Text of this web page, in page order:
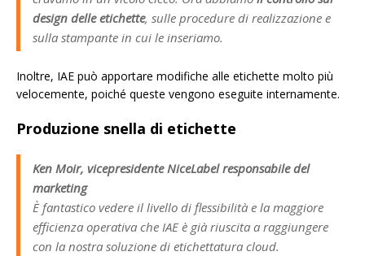
design delle etichette, sulle procedure di realizzazione e
sulla stampante in cui le inseriamo.
Inoltre, IAE può apportare modifiche alle etichette molto più
velocemente, poiché queste vengono eseguite internamente.
Produzione snella di etichette
Ken Moir, vicepresidente NiceLabel responsabile del
marketing
È fantastico vedere il livello di flessibilità e la maggiore
efficienza operativa che IAE è già riuscita a raggiungere
con la nostra soluzione di etichettatura cloud.